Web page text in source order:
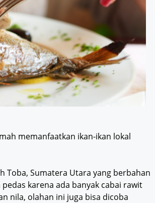
memanfaatkan ikan-ikan lokal
Toba, Sumatera Utara yang berbahan
karena ada banyak cabai rawit
nila, olahan ini juga bisa dicoba